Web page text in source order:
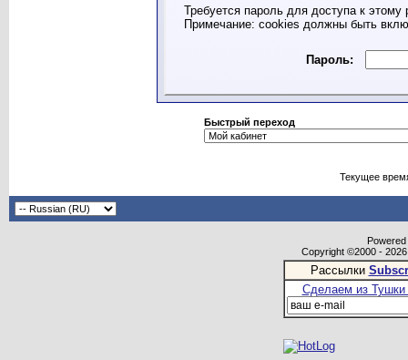
Требуется пароль для доступа к
Примечание: cookies должны быть
Пароль:
Быстрый переход
Текущее
Copyright ©2000 -
Рассылки
Сделаем из Тушки